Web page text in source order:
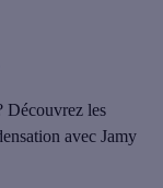
Découvrez les
avec Jamy